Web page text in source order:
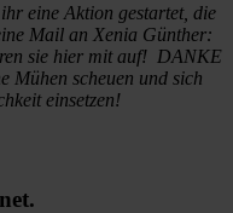
eine Aktion gestartet, die
Mail an Xenia Günther:
sie hier mit auf! DANKE
Mühen scheuen und sich
einsetzen!